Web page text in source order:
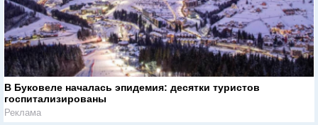
В Буковеле началась эпидемия: десятки туристов
госпитализированы
Реклама